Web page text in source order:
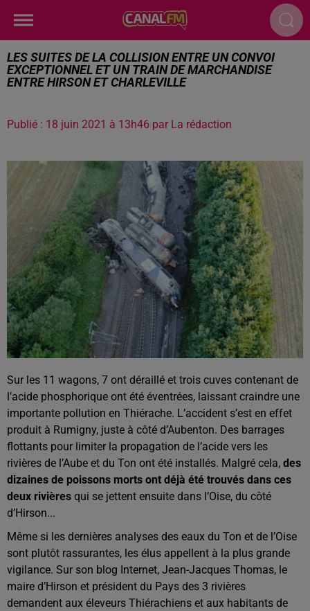
LES SUITES DE LA COLLISION ENTRE UN CONVOI
EXCEPTIONNEL ET UN TRAIN DE MARCHANDISE
ENTRE HIRSON ET CHARLEVILLE
Publié : 18 juin 2021 à 13h46 par La rédaction
Sur les 11 wagons, 7 ont déraillé et trois cuves contenant de
l’acide phosphorique ont été éventrées, laissant craindre une
importante pollution en Thiérache. L’accident s’est en effet
produit à Rumigny, juste à côté d’Aubenton. Des barrages
flottants pour limiter la propagation de l’acide vers les
rivières de l’Aube et du Ton ont été installés. Malgré cela, des
dizaines de poissons morts ont déjà été trouvés dans ces
deux rivières qui se jettent ensuite dans l’Oise, du côté
d’Hirson...
Même si les dernières analyses des eaux du Ton et de l’Oise
sont plutôt rassurantes, les élus appellent à la plus grande
vigilance. Sur son blog Internet, Jean-Jacques Thomas, le
maire d’Hirson et président du Pays des 3 rivières
demandent aux éleveurs Thiérachiens et aux habitants de